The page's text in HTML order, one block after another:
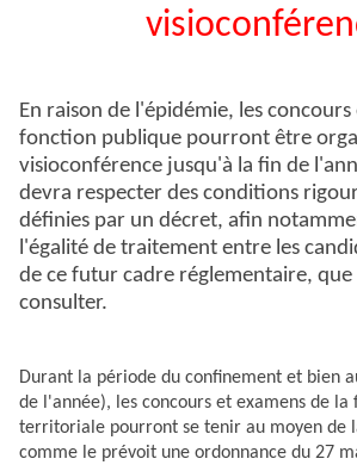
En raison de l'épidémie, les concours
fonction publique pourront être
visioconférence jusqu'à la fin de
devra respecter des conditions
définies par un décret, afin
l'égalité de traitement entre les
de ce futur cadre réglementaire, que
consulter.
Durant la période du confinement et bien
de l'année), les concours et examens de
territoriale pourront se tenir au moyen de
comme le prévoit une ordonnance du 27